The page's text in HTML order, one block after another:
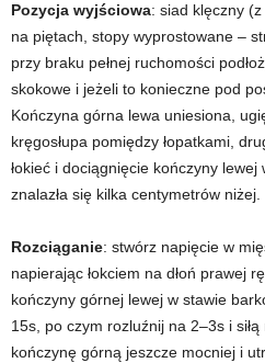
Pozycja wyjściowa: siad klęczny
na piętach, stopy wyprostowane –
przy braku pełnej ruchomości
skokowe i jeżeli to konieczne pod
Kończyna górna lewa uniesiona,
kręgosłupa pomiędzy łopatkami,
łokieć i dociągnięcie kończyny lewej
znalazła się kilka centymetrów niżej.
Rozciąganie: stwórz napięcie w
napierając łokciem na dłoń prawej
kończyny górnej lewej w stawie
15s, po czym rozluźnij na 2–3s i
kończynę górną jeszcze mocniej i